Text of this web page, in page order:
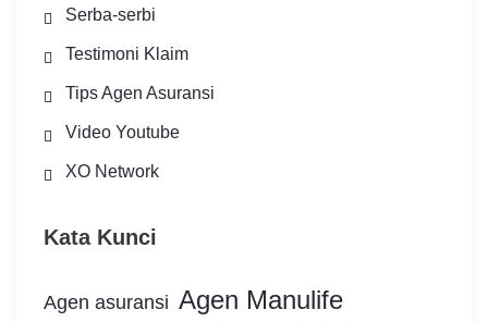
Serba-serbi
Testimoni Klaim
Tips Agen Asuransi
Video Youtube
XO Network
Kata Kunci
Agen asuransi Agen Manulife